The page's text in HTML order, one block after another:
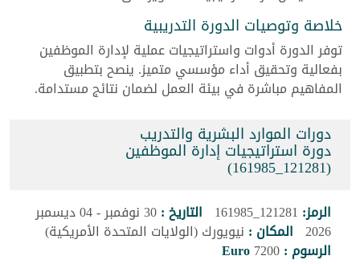
خلاصة وتوصيات الدورة التدريبية
توفر الدورة أدوات واستراتيجيات عملية لإدارة الموظفين
بفعالية وتحقيق أداء مؤسسي متميز. ينصح بتطبيق
المفاهيم مباشرة في بيئة العمل لضمان نتائج مستدامة.
دورات الموارد البشرية والتدريب
دورة استراتيجيات إدارة الموظفين
(121281_161985)
الرمز: 121281_161985 التاريخ : 30 نوفمبر - 04 ديسمبر
2026 المكان : نيويورك (الولايات المتحدة الأمريكية)
الرسوم :7200
Euro